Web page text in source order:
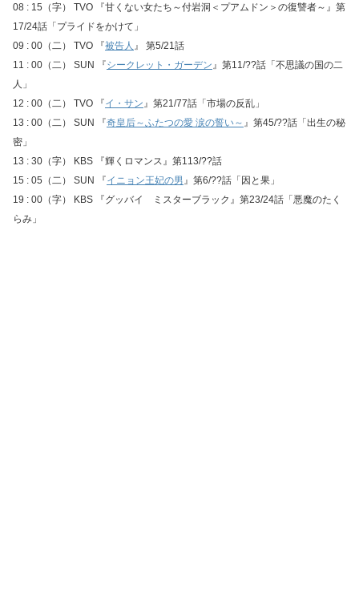
08 : 15（字） TVO 『甘くない女たち～付岩洞＜プアムドン＞の復讐者～』第
17/24話「プライドをかけて」
09 : 00（二） TVO 『被告人 』 第5/21話
11 : 00（二） SUN 『シークレット・ガーデン 』第11/??話「不思議の国の二
人」
12 : 00（二） TVO 『イ・サン 』第21/77話「市場の反乱」
13 : 00（二） SUN 『奇皇后～ふたつの愛 涙の誓い～ 』第45/??話「出生の秘
密」
13 : 30（字） KBS 『輝くロマンス』第113/??話
15 : 05（二） SUN 『イニョン王妃の男 』第6/??話「因と果」
19 : 00（字） KBS 『グッバイ ミスターブラック』第23/24話「悪魔のたく
らみ」